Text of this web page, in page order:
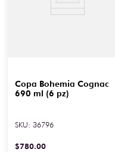
Copa Bohemia Cognac
690 ml (6 pz)
SKU: 36796
$780.00